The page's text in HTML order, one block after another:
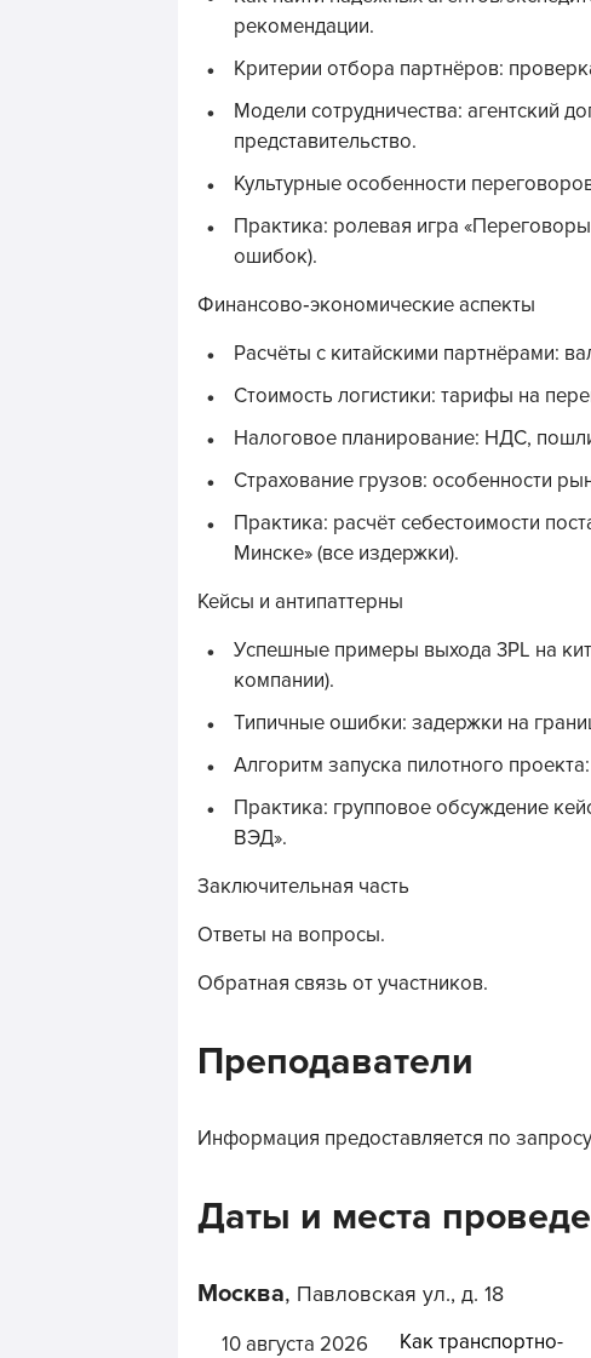
рекомендации.
Критерии отбора партнёров:
Модели сотрудничества: агентский
представительство.
Культурные особенности
Практика: ролевая игра
ошибок).
Финансово‑экономические аспекты
Расчёты с китайскими партнёрами:
Стоимость логистики: тарифы на
Налоговое планирование: НДС,
Страхование грузов: особенности
Практика: расчёт себестоимости
Минске» (все издержки).
Кейсы и антипаттерны
Успешные примеры выхода 3PL на
компании).
Типичные ошибки: задержки на
Алгоритм запуска пилотного
Практика: групповое обсуждение
ВЭД».
Заключительная часть
Ответы на вопросы.
Обратная связь от участников.
Преподаватели
Информация предоставляется по
Даты и места
Москва, Павловская ул., д. 18
10 августа 2026
Как транспортно-